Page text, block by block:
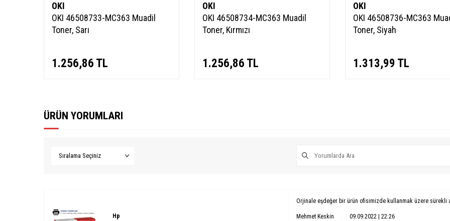
OKI
OKI 46508733-MC363 Muadil
Toner, Sarı
1.256,86 TL
OKI
OKI 46508734-MC363 Muadil
Toner, Kırmızı
1.256,86 TL
OKI
OKI 46508736-MC363
Toner, Siyah
1.313,99 TL
ÜRÜN YORUMLARI
Hp
Orjinale eşdeğer bir ürün ofisimizde kullanmak üzere sürekli
Mehmet Keskin 09.09.2022 | 22:26